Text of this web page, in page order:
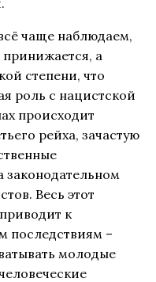
чаще наблюдаем,
принижается, а
степени, что
роль с нацистской
происходит
рейха, зачастую
законодательном
Весь этот
к
последствиям –
молодые